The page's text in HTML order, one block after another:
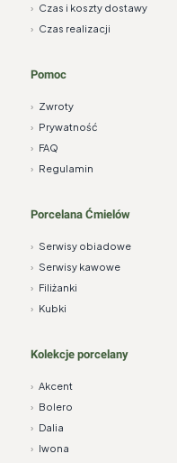
› Czas i koszty dostawy
› Czas realizacji
Pomoc
› Zwroty
› Prywatność
› FAQ
› Regulamin
Porcelana Ćmielów
› Serwisy obiadowe
› Serwisy kawowe
› Filiżanki
› Kubki
Kolekcje porcelany
› Akcent
› Bolero
› Dalia
› Iwona